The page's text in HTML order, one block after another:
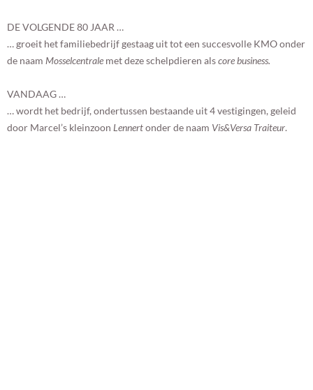
DE VOLGENDE 80 JAAR …
… groeit het familiebedrijf gestaag uit tot een succesvolle KMO onder
de naam Mosselcentrale met deze schelpdieren alscore business.
VANDAAG …
… wordt het bedrijf, ondertussen bestaande uit 4 vestigingen, geleid
door Marcel’s kleinzoon Lennertonder de naam Vis&Versa Traiteur.